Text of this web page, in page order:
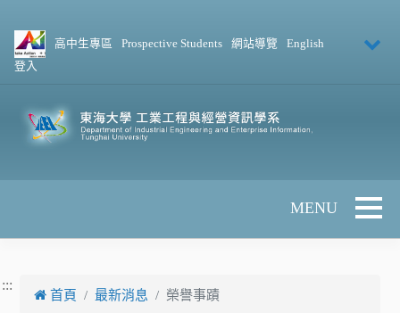
高中生專區 Prospective Students 網站導覽
English
登入
Toggle
:::
首頁 最新消息 榮譽事蹟